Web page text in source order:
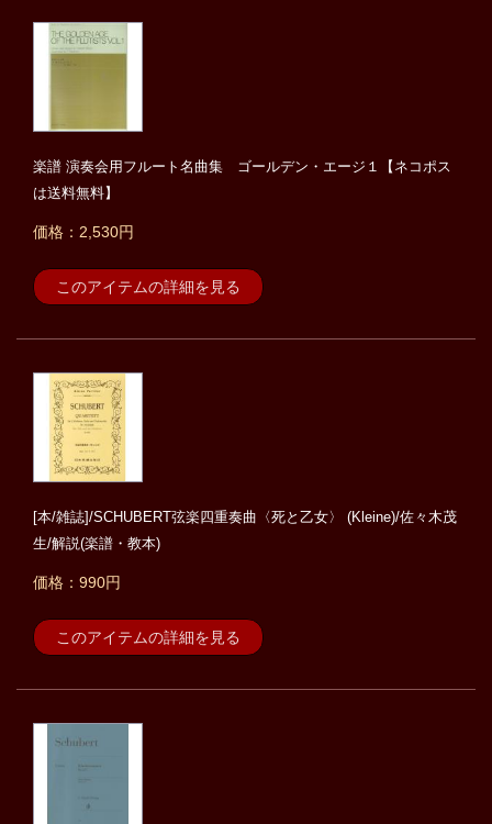
楽譜 演奏会用フルート名曲集 ゴールデン・エージ１【ネコポス
は送料無料】
価格：2,530円
このアイテムの詳細を見る
[本/雑誌]/SCHUBERT弦楽四重奏曲〈死と乙女〉 (Kleine)/佐々木茂
生/解説(楽譜・教本)
価格：990円
このアイテムの詳細を見る